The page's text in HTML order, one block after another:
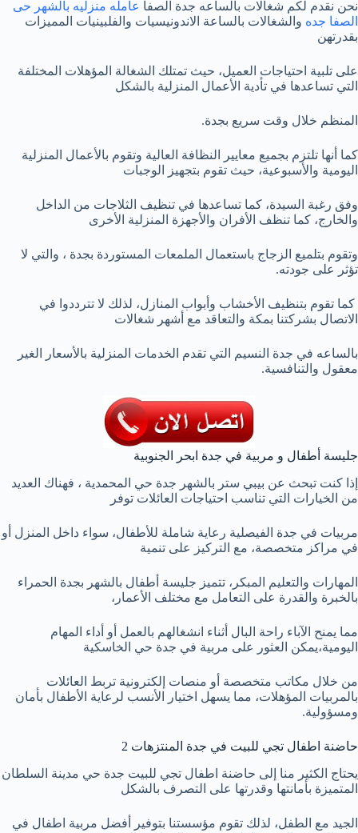
نحن نقدم لكم شغالات بالساعه جدة الصفا عامله منزليه بالشهر حى
الصفا جده والشغالات بالساعة الاندونيسيات والفلبينيات المميزات
بقدرتهن
على تلبية احتياجات العميل، حيث تمتلك الشغالة المؤهلات المختلفة
التي تساعدها في تأدية الأعمال المنزلية بالشكل
المنظم خلال وقت سريع بجدة.
كما أنها تلتزم بجميع معايير النظافة العالية وتقوم بالأعمال المنزلية
اليومية والأسبوعية، حيث تقوم بتجهيز الوجبات
وفق رغبة السيدة، كما تساعدها في تنظيف الثلاجات من الداخل
والخارج، كما تنظف الأفران والأجهزة المنزلية الأخرى
وتقوم بتلميع الزجاج باستعمال الملمعات المستوردة بجدة ، والتي لا
تؤثر على جودته.
كما تقوم بتنظيف الأخشاب وأبواب المنازل، لذلك لا تترددوا في
الاتصال بشركتنا بمكة والتعاقد مع أشهر شغالات
بالساعه في جدة النسيم التي تقدم الخدمات المنزلية بالأسعار الغير
معقول والتنافسية.
جليسة أطفال و مربية في جدة ابحر الجنوبية
إذا كنت تبحث عن بيبي ستر بالشهر جدة حي المحمدية ، فهناك العديد
من الخيارات التي تناسب احتياجات العائلات توفر
مربيات في جدة الفيصلية رعاية شاملة للأطفال، سواء داخل المنزل أو
في مراكز متخصصة، مع التركيز على تنمية
المهارات والتعليم المبكر، تتميز جليسة أطفال بالشهر بجدة الحمراء
بالخبرة والقدرة على التعامل مع مختلف الأعمار،
مما يمنح الآباء راحة البال أثناء انشغالهم بالعمل أو أداء المهام
اليومية،يمكن العثور على مربية في جدة حي الخاسكية
من خلال مكاتب متخصصة أو منصات إلكترونية تربط العائلات
بالمربيات المؤهلات، مما يسهل اختيار الأنسب لرعاية الأطفال بأمان
ومسؤولية.
حاضنة اطفال تجي للبيت في جدة المنتزهات 2
يحتاج الكثير منا إلى حاضنة اطفال تجي للبيت جدة حي مدينة السلطان
المتميزة بأمانتها وقدرتها على التصرف بالشكل
الجيد مع الطفل، لذلك تقوم مؤسستنا بتوفير أفضل مربية اطفال في